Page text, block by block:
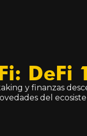
DeFi
y finanzas
del